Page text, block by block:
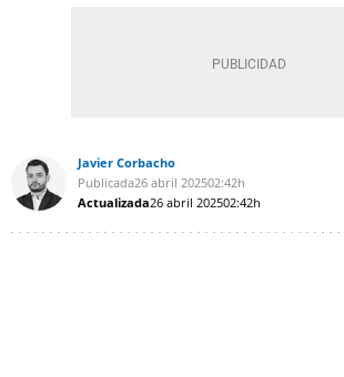
Javier Corbacho
Publicada26 abril 202502:42h
Actualizada26 abril 202502:42h